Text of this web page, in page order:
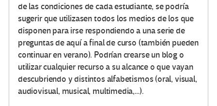
de las condiciones de cada estudiante, se podría
sugerir que utilizasen todos los medios de los que
disponen para irse respondiendo a una serie de
preguntas de aquí a final de curso (también pueden
continuar en verano). Podrían crearse un blog o
utilizar cualquier recurso a su alcance o que vayan
descubriendo y distintos alfabetismos (oral, visual,
audiovisual, musical, multimedia,…).